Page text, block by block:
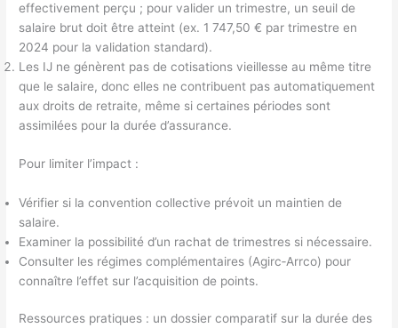
effectivement perçu ; pour valider un trimestre, un seuil de
salaire brut doit être atteint (ex. 1 747,50 € par trimestre en
2024 pour la validation standard).
Les IJ ne génèrent pas de cotisations vieillesse au même titre
que le salaire, donc elles ne contribuent pas automatiquement
aux droits de retraite, même si certaines périodes sont
assimilées pour la durée d’assurance.
Pour limiter l’impact :
Vérifier si la convention collective prévoit un maintien de
salaire.
Examiner la possibilité d’un rachat de trimestres si nécessaire.
Consulter les régimes complémentaires (Agirc‑Arrco) pour
connaître l’effet sur l’acquisition de points.
Ressources pratiques : un dossier comparatif sur la durée des